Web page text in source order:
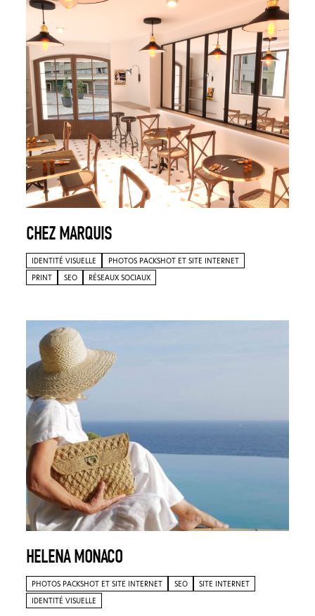
CHEZ MARQUIS
IDENTITÉ VISUELLE
PHOTOS PACKSHOT ET SITE INTERNET
PRINT
SEO RÉSEAUX SOCIAUX
HELENA MONACO
PHOTOS PACKSHOT ET SITE INTERNET SEO
SITE INTERNET
IDENTITÉ VISUELLE